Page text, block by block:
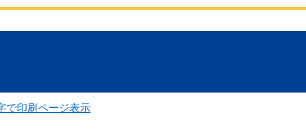
で印刷ページ表示